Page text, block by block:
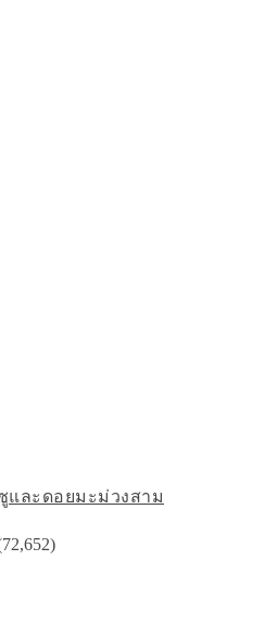
และดอยมะม่วงสาม